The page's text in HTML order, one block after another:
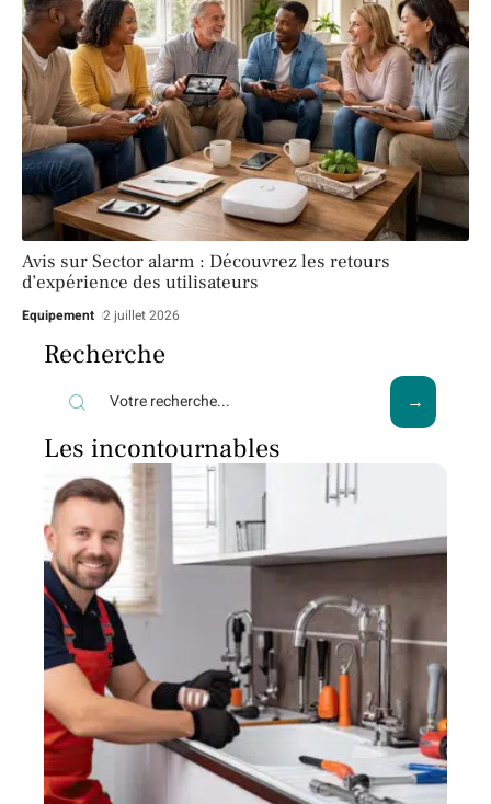
Avis sur Sector alarm : Découvrez les retours
d’expérience des utilisateurs
Equipement 2 juillet 2026
Recherche
Les incontournables